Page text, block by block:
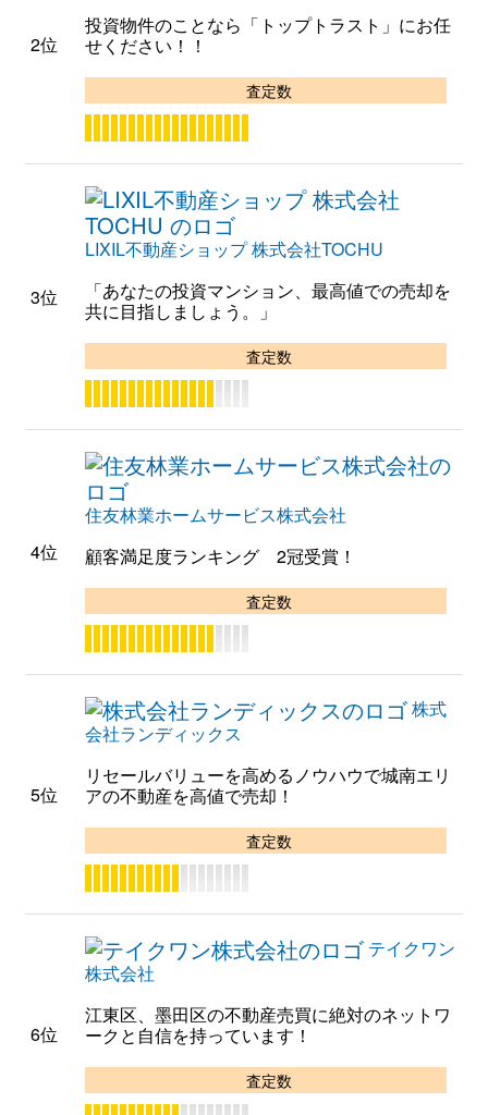
2位
投資物件のことなら「トップトラスト」にお任
せください！！
査定数
3位
LIXIL不動産ショップ 株式会社TOCHU
「あなたの投資マンション、最高値での売却を
共に目指しましょう。」
査定数
4位
住友林業ホームサービス株式会社
顧客満足度ランキング 2冠受賞！
査定数
5位
株式
会社ランディックス
リセールバリューを高めるノウハウで城南エリ
アの不動産を高値で売却！
査定数
6位
テイクワン
株式会社
江東区、墨田区の不動産売買に絶対のネットワ
ークと自信を持っています！
査定数